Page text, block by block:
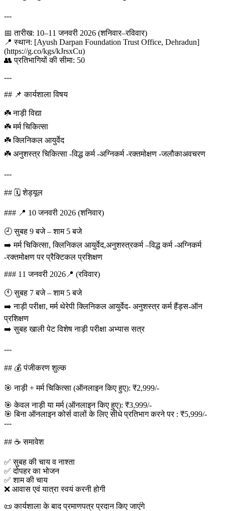
---
📅 तारीख: 10–11 जनवरी 2026 (शनिवार–रविवार)
📍 स्थान: [Ayush Darpan Foundation Trust Office, Dehradun]
(https://g.co/kgs/kJrsxCu)
👥 प्रतिभागियों की सीमा: 50
---
## 📌 कार्यशाला विषय
☘️ नाड़ी विद्या
☘️ मर्म चिकित्सा
☘️ क्लिनिकल आयुर्वेद
☘️ अनुशस्त्र चिकित्सा -विद्ध कर्म -अग्निकर्म -रक्तमोक्षण -जलौकाअवचरण
---
## 🗓️ शेड्यूल
### 📍 10 जनवरी 2026 (शनिवार)
🕘 सुबह 9 बजे – शाम 5 बजे
➡️ मर्म चिकित्सा, क्लिनिकल आयुर्वेद,अनुशस्त्रकर्म –विद्ध कर्म -अग्निकर्म
-रक्तमोक्षण पर प्रैक्टिकल प्रशिक्षण
### 11 जनवरी 2026📍 (रविवार)
🕚 सुबह 7 बजे – शाम 5 बजे
➡️ नाड़ी परीक्षा, मर्म थेरेपी क्लिनिकल आयुर्वेद- अनुशस्त्र कर्म हैंड्स-ऑन
प्रशिक्षण
➡️ सुबह खाली पेट विशेष नाड़ी परीक्षा अभ्यास सत्र
---
## 💰 पंजीकरण शुल्क
🎯 नाड़ी + मर्म चिकित्सा (ऑनलाइन किए हुए): ₹2,999/-
🎯 केवल नाड़ी या मर्म (ऑनलाइन किए हुए): ₹3,999/-
🎯 बिना ऑनलाइन कोर्स वालों के लिए सीधे प्रतिभाग करने पर : ₹5,999/-
---
## ☕ समावेश
✅ सुबह की चाय व नाश्ता
✅ दोपहर का भोजन
✅ शाम की चाय
❌ आवास एवं यात्रा स्वयं करनी होगी
📜 कार्यशाला के बाद प्रमाणपत्र प्रदान किए जाएंगे